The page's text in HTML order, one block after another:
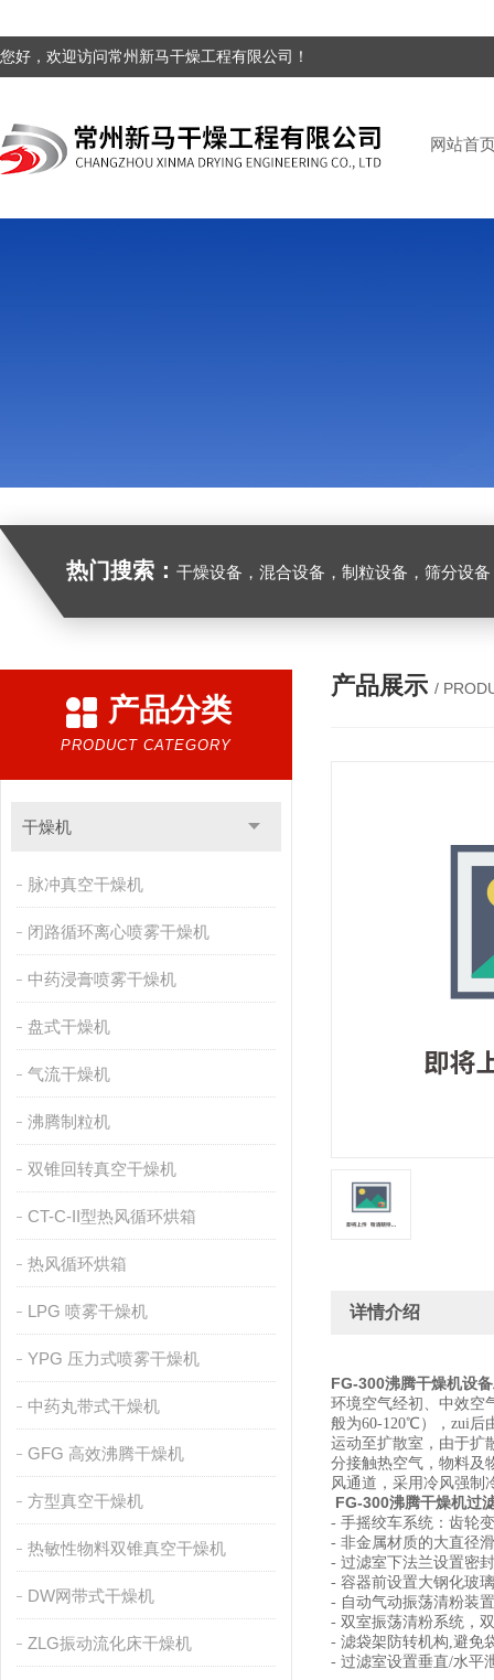
您好，欢迎访问常州新马干燥工程有限公司！
网站首
热门搜索： 干燥设备，混合设备，制粒设备，筛分设
产品分类
PRODUCT CATEGORY
干燥机
脉冲真空干燥机
闭路循环离心喷雾干燥机
中药浸膏喷雾干燥机
盘式干燥机
气流干燥机
沸腾制粒机
双锥回转真空干燥机
CT-C-II型热风循环烘箱
热风循环烘箱
LPG 喷雾干燥机
YPG 压力式喷雾干燥机
中药丸带式干燥机
GFG 高效沸腾干燥机
方型真空干燥机
热敏性物料双锥真空干燥机
DW网带式干燥机
ZLG振动流化床干燥机
产品展示 /
详情介绍
FG-300沸腾干燥机设
环境空气经初、中效空
般为60-120℃），zui后
运动至扩散室，由于扩
分接触热空气，物料及
风通道，采用冷风强制
FG-300沸腾干燥机过
- 手摇绞车系统：齿轮
- 非金属材质的大直径
- 过滤室下法兰设置密
- 容器前设置大钢化玻
- 自动气动振荡清粉装
- 双室振荡清粉系统，
- 滤袋架防转机构,避免
- 过滤室设置垂直/水平